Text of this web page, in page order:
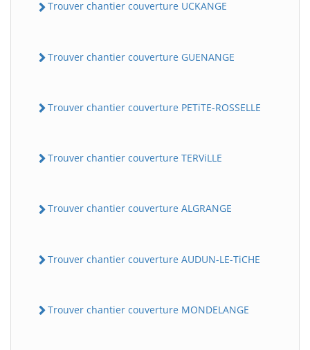
Trouver chantier couverture UCKANGE
Trouver chantier couverture GUENANGE
Trouver chantier couverture PETiTE-ROSSELLE
Trouver chantier couverture TERViLLE
Trouver chantier couverture ALGRANGE
Trouver chantier couverture AUDUN-LE-TiCHE
Trouver chantier couverture MONDELANGE